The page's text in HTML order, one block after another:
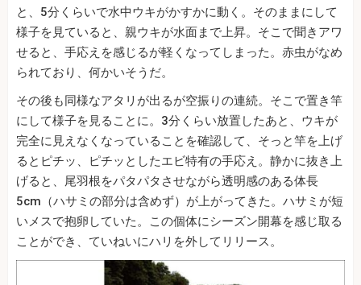
と、5分くらいで水中ウキがかすかに動く。そのままにして
様子を見ていると、親ウキが水面まで上昇。そこで聞きアワ
せると、手応えを感じるが軽くなってしまった。赤虫がなめ
られており、何かいそうだ。
その後も同様なアタリが出るが空振りの連続。そこで置き竿
にして様子を見ることに。3分くらい放置したあと、ウキが
完全に見えなくなっていることを確認して、そっと竿を上げ
るとピチッ、ピチッとしたエビ特有の手応え。静かに抜き上
げると、尾羽根をパタパタさせながら透明感のある体長
5cm（ハサミの部分は含めず）が上がってきた。ハサミが短
いメスで抱卵していた。この個体にシーズン開幕を感じ取る
ことができ、ていねいにハリを外してリリース。